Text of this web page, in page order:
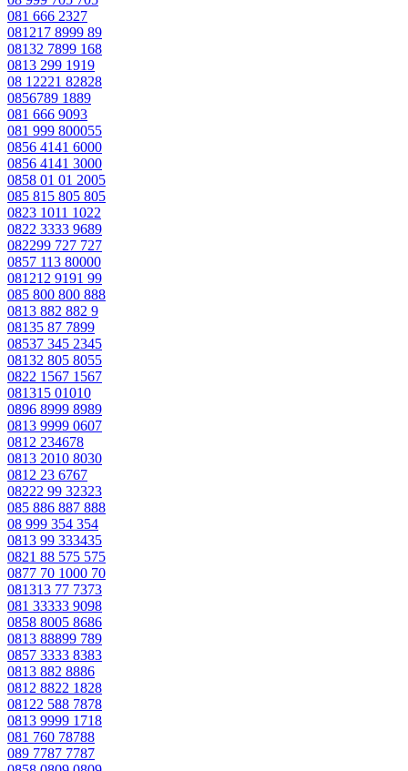
081 666 2327
081217 8999 89
08132 7899 168
0813 299 1919
08 12221 82828
0856789 1889
081 666 9093
081 999 800055
0856 4141 6000
0856 4141 3000
0858 01 01 2005
085 815 805 805
0823 1011 1022
0822 3333 9689
082299 727 727
0857 113 80000
081212 9191 99
085 800 800 888
0813 882 882 9
08135 87 7899
08537 345 2345
08132 805 8055
0822 1567 1567
081315 01010
0896 8999 8989
0813 9999 0607
0812 234678
0813 2010 8030
0812 23 6767
08222 99 32323
085 886 887 888
08 999 354 354
0813 99 333435
0821 88 575 575
0877 70 1000 70
081313 77 7373
081 33333 9098
0858 8005 8686
0813 88899 789
0857 3333 8383
0813 882 8886
0812 8822 1828
08122 588 7878
0813 9999 1718
081 760 78788
089 7787 7787